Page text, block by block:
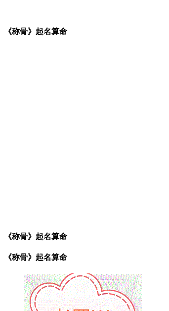
《称骨》起名算命
《称骨》起名算命
《称骨》起名算命